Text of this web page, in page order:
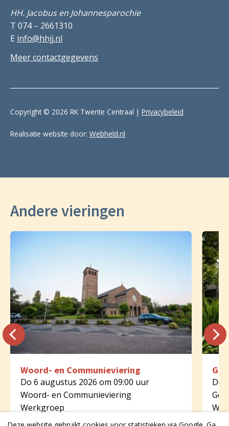
HH. Jacobus en Johannesparochie
T 074 – 2661310
E info@hhjj.nl
Meer contactgegevens
Copyright © 2026 RK Twente Centraal | Privacybeleid
Realisatie website door: Webheld.nl
Andere vieringen
Woord- en Communieviering
Do 6 augustus 2026 om 09:00 uur
Woord- en Communieviering
Werkgroep
Onze Lieve Vrouwe Bentelo
Do